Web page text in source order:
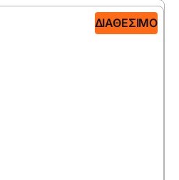
ΔΙΑΘΈΣΙΜΟ